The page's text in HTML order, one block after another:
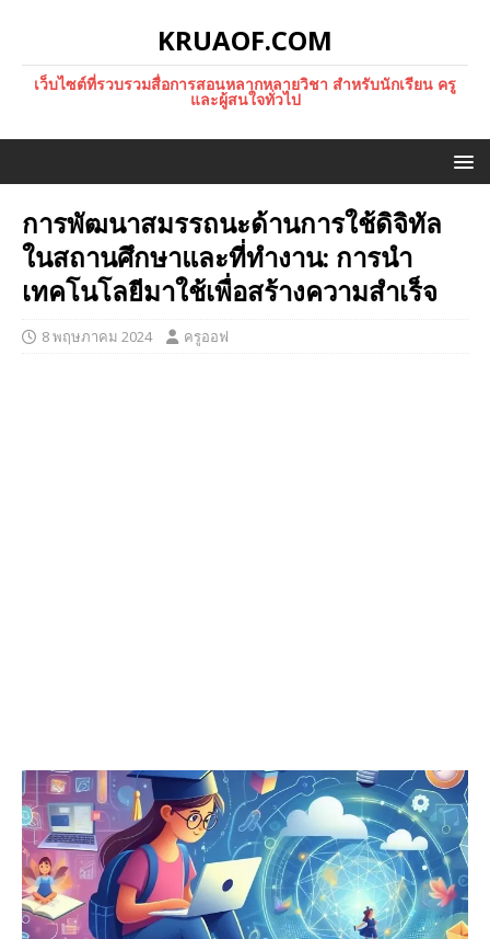
KRUAOF.COM
เว็บไซต์ที่รวบรวมสื่อการสอนหลากหลายวิชา สำหรับนักเรียน ครู
และผู้สนใจทั่วไป
การพัฒนาสมรรถนะด้านการใช้ดิจิทัล
ในสถานศึกษาและที่ทำงาน: การนำ
เทคโนโลยีมาใช้เพื่อสร้างความสำเร็จ
8 พฤษภาคม 2024 ครูออฟ